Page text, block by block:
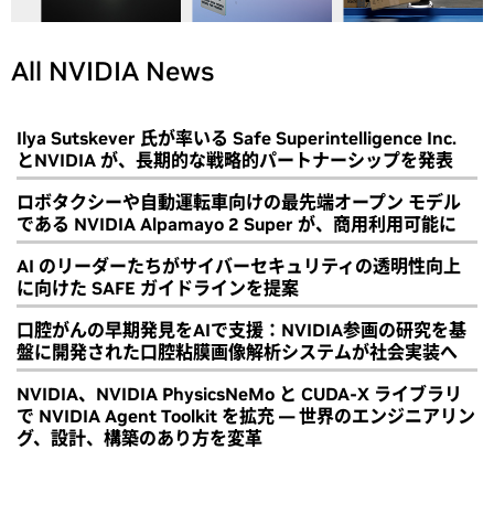
All NVIDIA News
Ilya Sutskever 氏が率いる Safe Superintelligence Inc.
とNVIDIA が、長期的な戦略的パートナーシップを発表
ロボタクシーや自動運転車向けの最先端オープン モデル
である NVIDIA Alpamayo 2 Super が、商用利用可能に
AI のリーダーたちがサイバーセキュリティの透明性向上
に向けた SAFE ガイドラインを提案
口腔がんの早期発見をAIで支援：NVIDIA参画の研究を基
盤に開発された口腔粘膜画像解析システムが社会実装へ
NVIDIA、NVIDIA PhysicsNeMo と CUDA-X ライブラリ
で NVIDIA Agent Toolkit を拡充 ― 世界のエンジニアリン
グ、設計、構築のあり方を変革